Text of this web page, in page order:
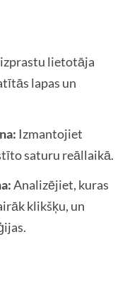
lietotāja
lapas un
Izmantojiet
saturu reāllaikā.
Analizējiet, kuras
klikšķu, un